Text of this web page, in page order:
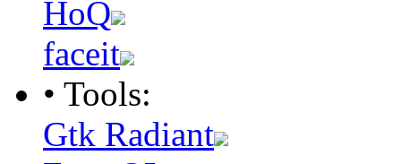
HoQ
faceit
• Tools:
Gtk Radiant